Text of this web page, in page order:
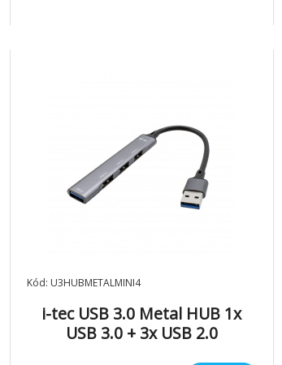
Kód: U3HUBMETALMINI4
i-tec USB 3.0 Metal HUB 1x
USB 3.0 + 3x USB 2.0